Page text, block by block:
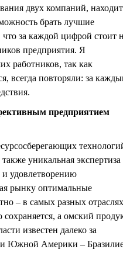
двух компаний,
брать лучшие
за каждой цифрой стоит
предприятия. Я
работников, так как
всегда повторяли: за
предприятием
уникальная экспертиза
удовлетворению
рынку оптимальные
– в самых разных
а омский
известен далеко за
Южной Америки –